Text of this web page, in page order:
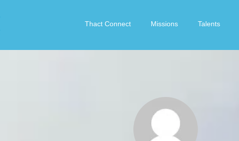
Thact Connect Missions Talents